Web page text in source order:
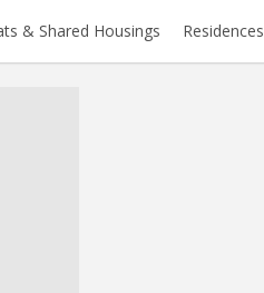
& Shared Housings Residences